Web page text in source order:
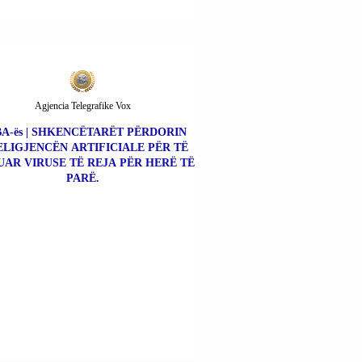
ës | SHKENCËTARËT PËRDORIN
ARTIFICIALE PËR TË
VIRUSE TË REJA PËR HERË TË
PARË.
Agjencia Telegrafike Vox